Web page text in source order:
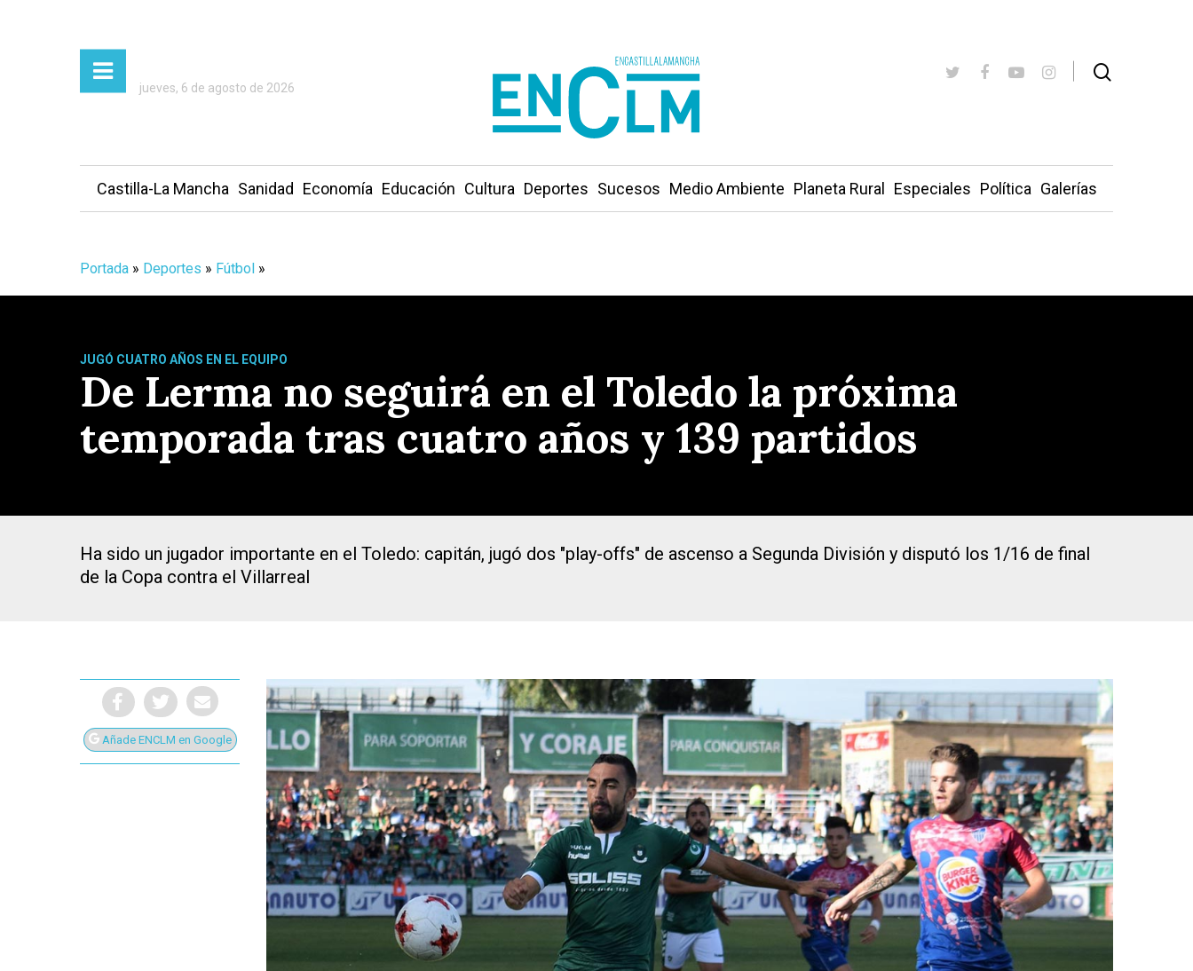
Presiona Intro para buscar o ESC para cerrar
jueves, 6 de agosto de 2026
Castilla-La Mancha Sanidad Economía Educación Cultura Deportes Sucesos Medio Ambiente Planeta Rural Especiales Política Galerías
Portada » Deportes » Fútbol »
JUGÓ CUATRO AÑOS EN EL EQUIPO
De Lerma no seguirá en el Toledo la próxima
temporada tras cuatro años y 139 partidos
Ha sido un jugador importante en el Toledo: capitán, jugó dos "play-offs" de ascenso a Segunda División y disputó los 1/16 de final
de la Copa contra el Villarreal
Añade ENCLM en Google